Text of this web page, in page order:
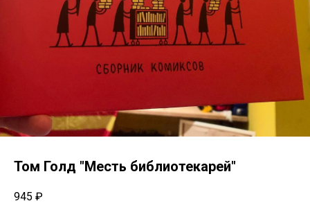
Том Голд "Месть библиотекарей"
945 ₽